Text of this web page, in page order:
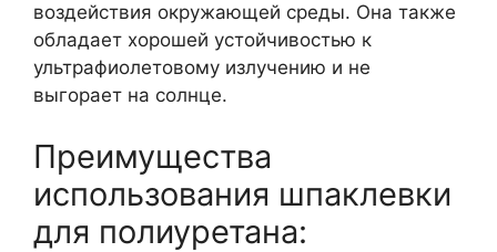
воздействия окружающей среды. Она также
обладает хорошей устойчивостью к
ультрафиолетовому излучению и не
выгорает на солнце.
Преимущества
использования шпаклевки
для полиуретана: